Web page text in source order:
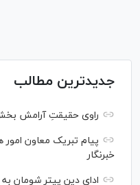
جدیدترین مطالب
راوی حقیقتِ آرامش
پیام تبریک معاون
خبرنگار
ادای دین پیتر شومان